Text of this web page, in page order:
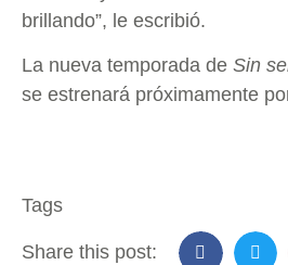
brillando”, le escribió.
La nueva temporada de Sin
se estrenará próximamente
Tags
Share this post: